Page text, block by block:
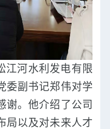
江河水利发电有限
委副书记郑伟对学
谢。他介绍了公司
局以及对未来人才